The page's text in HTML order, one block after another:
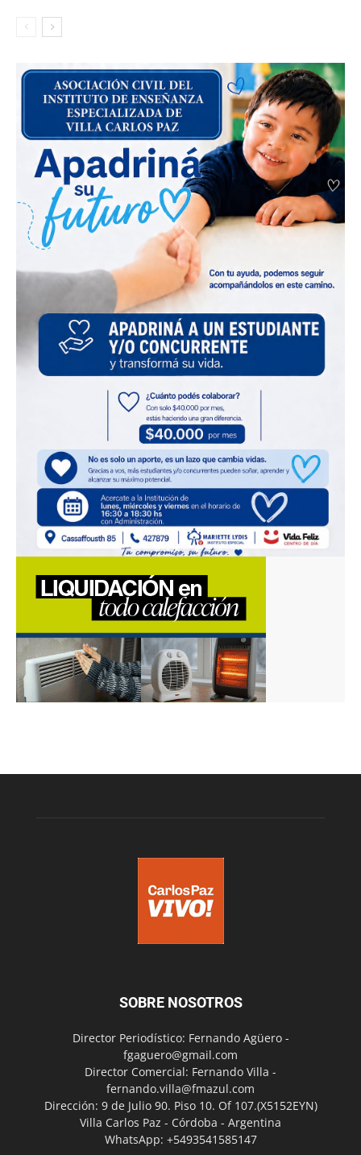
SOBRE NOSOTROS
Director Periodístico: Fernando Agüero -
fgaguero@gmail.com
Director Comercial: Fernando Villa -
fernando.villa@fmazul.com
Dirección: 9 de Julio 90. Piso 10. Of 107.(X5152EYN)
Villa Carlos Paz - Córdoba - Argentina
WhatsApp: +5493541585147